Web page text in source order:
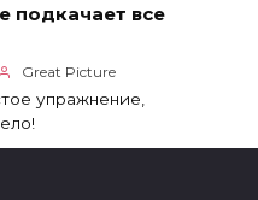
подкачает все
Great Picture
упражнение,